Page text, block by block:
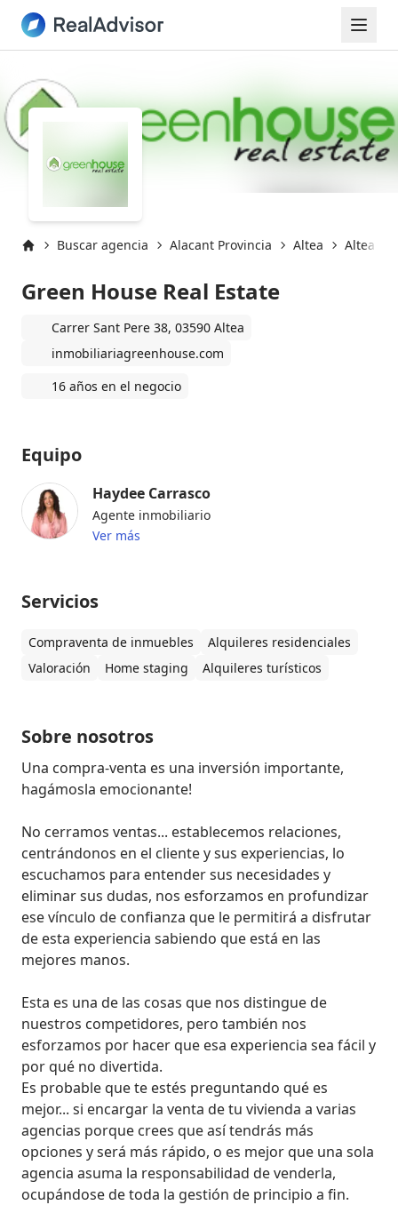
Buscar agencia Alacant Provincia Altea Altea
Green House Real Estate
Carrer Sant Pere 38, 03590 Altea
inmobiliariagreenhouse.com
16 años en el negocio
Equipo
Haydee Carrasco
Agente inmobiliario
Ver más
Servicios
Compraventa de inmuebles
Alquileres residenciales
Valoración
Home staging Alquileres turísticos
Sobre nosotros
Una compra-venta es una inversión importante,
hagámosla emocionante!
No cerramos ventas... establecemos relaciones,
centrándonos en el cliente y sus experiencias, lo
escuchamos para entender sus necesidades y
eliminar sus dudas, nos esforzamos en profundizar
ese vínculo de confianza que le permitirá a disfrutar
de esta experiencia sabiendo que está en las
mejores manos.
Esta es una de las cosas que nos distingue de
nuestros competidores, pero también nos
esforzamos por hacer que esa experiencia sea fácil y
por qué no divertida.
Es probable que te estés preguntando qué es
mejor... si encargar la venta de tu vivienda a varias
agencias porque crees que así tendrás más
opciones y será más rápido, o es mejor que una sola
agencia asuma la responsabilidad de venderla,
ocupándose de toda la gestión de principio a fin.